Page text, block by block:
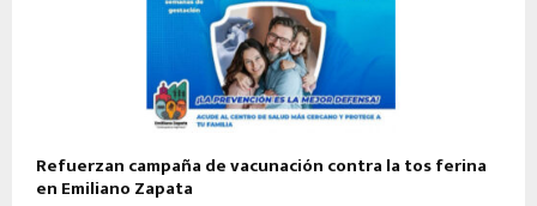
Refuerzan campaña de vacunación contra la tos ferina
en Emiliano Zapata